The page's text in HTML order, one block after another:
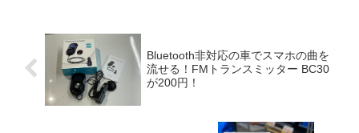
Bluetooth非対応の車でスマホの曲を
流せる！FMトランスミッター BC30
が200円！